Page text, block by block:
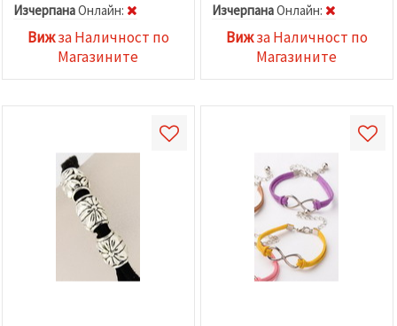
ИзчерпанаOнлайн:
Вижза Наличност по
Магазините
ИзчерпанаOнлайн:
Вижза Наличност по
Магазините